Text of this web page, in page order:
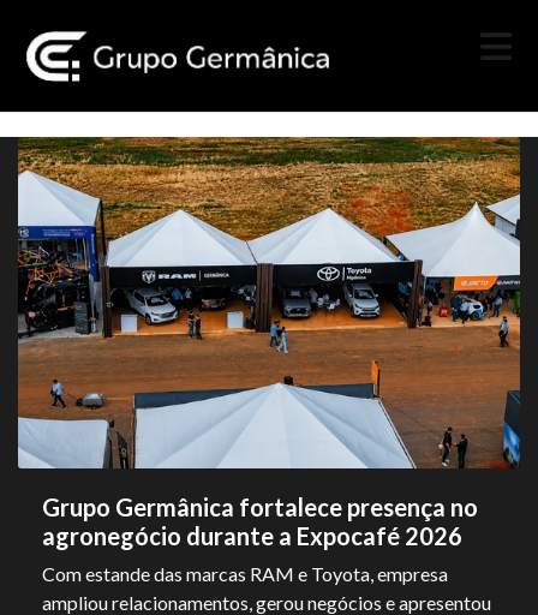
Grupo Germânica fortalece presença no
agronegócio durante a Expocafé 2026
Com estande das marcas RAM e Toyota, empresa
ampliou relacionamentos, gerou negócios e apresentou